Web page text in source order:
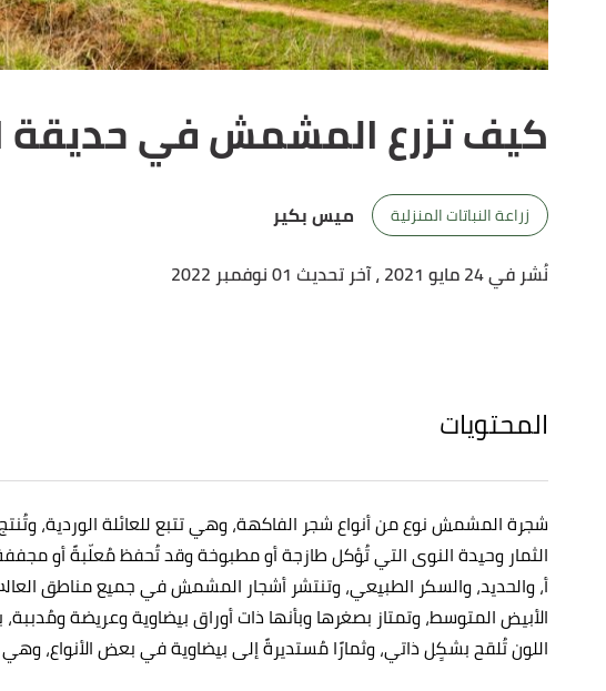
كيف تزرع المشمش في حديقة
زراعة النباتات المنزلية
ميس بكير
نُشر في 24 مايو 2021
، آخر تحديث 01 نوفمبر 2022
المحتويات
شجرة المشمش نوع من أنواع شجر الفاكهة، وهي تتبع للعائلة الوردية،
الثمار وحيدة النوى التي تُؤكل طازجة أو مطبوخة وقد تُحفظ مُعلّبةً أو
أ، والحديد، والسكر الطبيعي، وتنتشر أشجار المشمش في جميع مناطق
الأبيض المتوسط، وتمتاز بصغرها وبأنها ذات أوراق بيضاوية وعريضة ومُدببة،
اللون تُلقح بشكٍل ذاتي، وثمارًا مُستديرةً إلى بيضاوية في بعض الأنواع،